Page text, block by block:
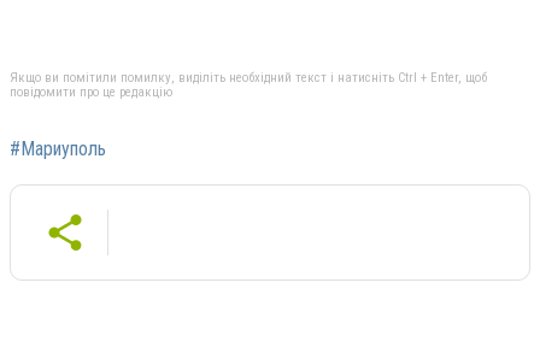
Якщо ви помітили помилку, виділіть необхідний текст і натисніть Ctrl + Enter, щоб
повідомити про це редакцію
#Мариуполь